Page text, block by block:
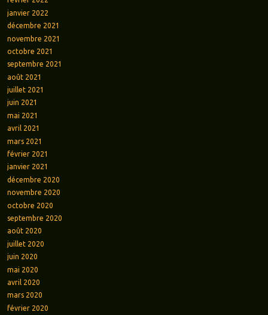
janvier 2022
décembre 2021
novembre 2021
octobre 2021
septembre 2021
août 2021
juillet 2021
juin 2021
mai 2021
avril 2021
mars 2021
février 2021
janvier 2021
décembre 2020
novembre 2020
octobre 2020
septembre 2020
août 2020
juillet 2020
juin 2020
mai 2020
avril 2020
mars 2020
février 2020